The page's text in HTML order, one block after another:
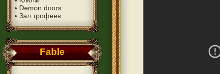
• Demon doors
• Зал трофеев
Fable